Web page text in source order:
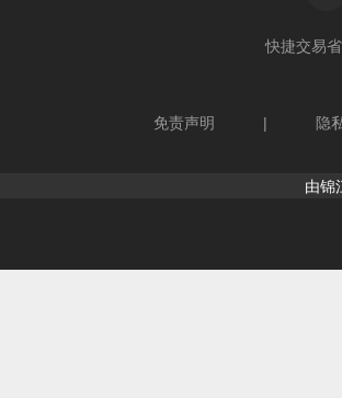
快捷交易
免责声明 | 隐
由锦